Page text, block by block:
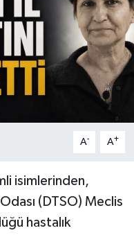
A- A+
isimlerinden,
(DTSO) Meclis
hastalık